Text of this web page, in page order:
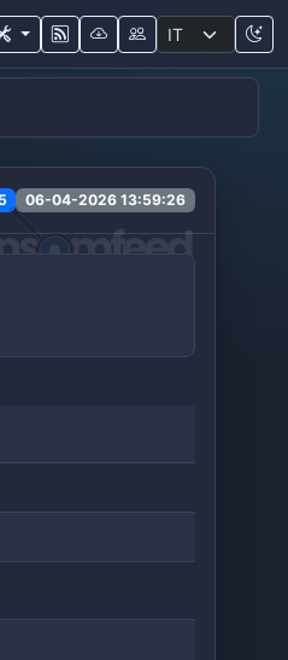
06-04-2026 13:59:26